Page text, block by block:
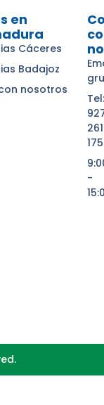
en
Cáceres
Badajoz
nosotros
Tel:
261
175
-